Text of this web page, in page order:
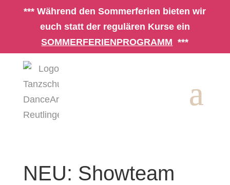
*** Während den Sommerferien bieten wir
euch statt der regulären Kurse ein
SOMMERFERIENPROGRAMM ***
NEU: Showteam